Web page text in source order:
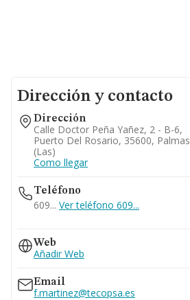
Dirección y contacto
Dirección
Calle Doctor Peña Yañez, 2 - B-6,
Puerto Del Rosario, 35600, Palmas
(las)
Como llegar
Teléfono
609... Ver teléfono 609...
928330063
Web
Añadir Web
Email
f.martinez@tecopsa.es